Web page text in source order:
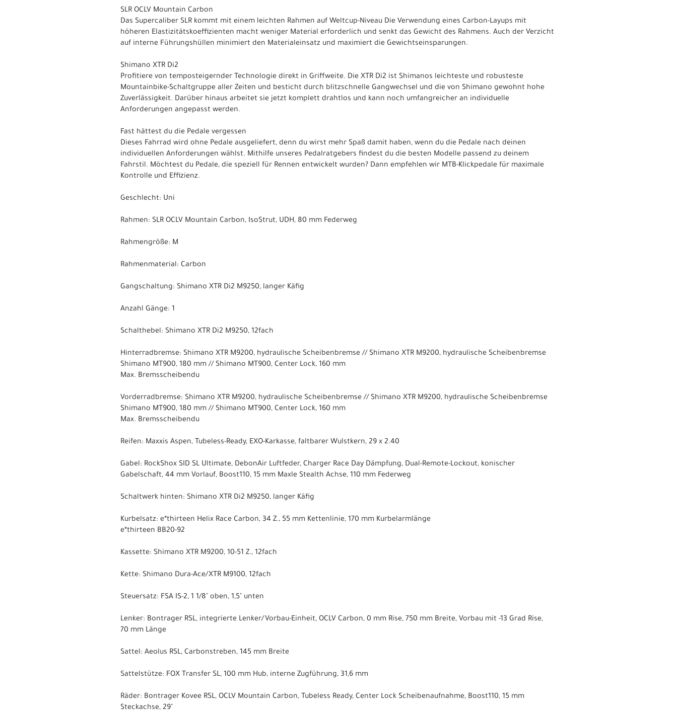
SLR OCLV Mountain Carbon
Das Supercaliber SLR kommt mit einem leichten Rahmen auf Weltcup-Niveau Die Verwendung eines Carbon-Layups mit
höheren Elastizitätskoeffizienten macht weniger Material erforderlich und senkt das Gewicht des Rahmens. Auch der Verzicht
auf interne Führungshüllen minimiert den Materialeinsatz und maximiert die Gewichtseinsparungen.
Shimano XTR Di2
Profitiere von temposteigernder Technologie direkt in Griffweite. Die XTR Di2 ist Shimanos leichteste und robusteste
Mountainbike-Schaltgruppe aller Zeiten und besticht durch blitzschnelle Gangwechsel und die von Shimano gewohnt hohe
Zuverlässigkeit. Darüber hinaus arbeitet sie jetzt komplett drahtlos und kann noch umfangreicher an individuelle
Anforderungen angepasst werden.
Fast hättest du die Pedale vergessen
Dieses Fahrrad wird ohne Pedale ausgeliefert, denn du wirst mehr Spaß damit haben, wenn du die Pedale nach deinen
individuellen Anforderungen wählst. Mithilfe unseres Pedalratgebers findest du die besten Modelle passend zu deinem
Fahrstil. Möchtest du Pedale, die speziell für Rennen entwickelt wurden? Dann empfehlen wir MTB-Klickpedale für maximale
Kontrolle und Effizienz.
Geschlecht: Uni
Rahmen: SLR OCLV Mountain Carbon, IsoStrut, UDH, 80 mm Federweg
Rahmengröße: M
Rahmenmaterial: Carbon
Gangschaltung: Shimano XTR Di2 M9250, langer Käfig
Anzahl Gänge: 1
Schalthebel: Shimano XTR Di2 M9250, 12fach
Hinterradbremse: Shimano XTR M9200, hydraulische Scheibenbremse // Shimano XTR M9200, hydraulische Scheibenbremse
Shimano MT900, 180 mm // Shimano MT900, Center Lock, 160 mm
Max. Bremsscheibendu
Vorderradbremse: Shimano XTR M9200, hydraulische Scheibenbremse // Shimano XTR M9200, hydraulische Scheibenbremse
Shimano MT900, 180 mm // Shimano MT900, Center Lock, 160 mm
Max. Bremsscheibendu
Reifen: Maxxis Aspen, Tubeless-Ready, EXO-Karkasse, faltbarer Wulstkern, 29 x 2.40
Gabel: RockShox SID SL Ultimate, DebonAir Luftfeder, Charger Race Day Dämpfung, Dual-Remote-Lockout, konischer
Gabelschaft, 44 mm Vorlauf, Boost110, 15 mm Maxle Stealth Achse, 110 mm Federweg
Schaltwerk hinten: Shimano XTR Di2 M9250, langer Käfig
Kurbelsatz: e*thirteen Helix Race Carbon, 34 Z., 55 mm Kettenlinie, 170 mm Kurbelarmlänge
e*thirteen BB20-92
Kassette: Shimano XTR M9200, 10-51 Z., 12fach
Kette: Shimano Dura-Ace/XTR M9100, 12fach
Steuersatz: FSA IS-2, 1 1/8" oben, 1,5" unten
Lenker: Bontrager RSL, integrierte Lenker/Vorbau-Einheit, OCLV Carbon, 0 mm Rise, 750 mm Breite, Vorbau mit -13 Grad Rise,
70 mm Länge
Sattel: Aeolus RSL, Carbonstreben, 145 mm Breite
Sattelstütze: FOX Transfer SL, 100 mm Hub, interne Zugführung, 31,6 mm
Räder: Bontrager Kovee RSL, OCLV Mountain Carbon, Tubeless Ready, Center Lock Scheibenaufnahme, Boost110, 15 mm
Steckachse, 29"